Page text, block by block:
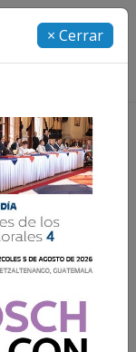
× Cerrar